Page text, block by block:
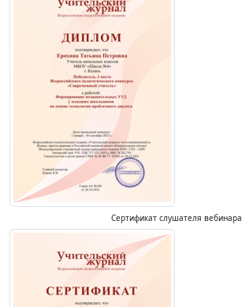
Сертификат слушателя вебинара